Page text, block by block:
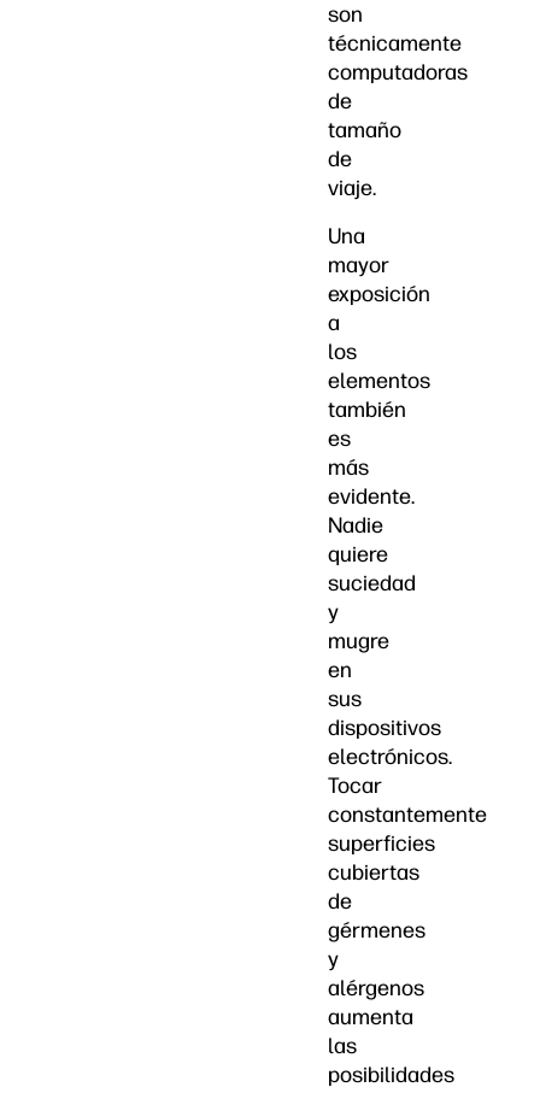
son
técnicamente
computadoras
de
tamaño
de
viaje.
Una
mayor
exposición
a
los
elementos
también
es
más
evidente.
Nadie
quiere
suciedad
y
mugre
en
sus
dispositivos
electrónicos.
Tocar
constantemente
superficies
cubiertas
de
gérmenes
y
alérgenos
aumenta
las
posibilidades